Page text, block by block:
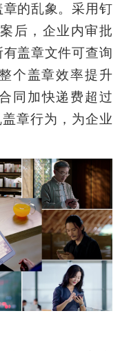
的乱象。采用钉
后，企业内审批
盖章文件可查询
个盖章效率提升
同加快递费超过
章行为，为企业